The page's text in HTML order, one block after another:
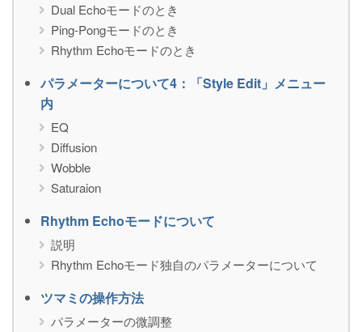
Dual Echoモードのとき
Ping-Pongモードのとき
Rhythm Echoモードのとき
パラメーターについて4：「Style Edit」メニュー
内
EQ
Diffusion
Wobble
Saturaion
Rhythm Echoモードについて
説明
Rhythm Echoモード独自のパラメーターについて
ツマミの操作方法
パラメーターの微調整